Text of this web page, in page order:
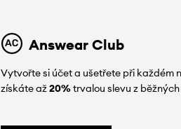
Answear Club
Vytvořte si účet a ušetřete při každém
získáte až20%trvalou slevu z běžných